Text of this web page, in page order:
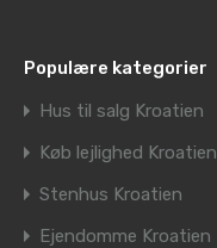
Populære kategorier
Hus til salg Kroatien
Køb lejlighed Kroatien
Stenhus Kroatien
Ejendomme Kroatien